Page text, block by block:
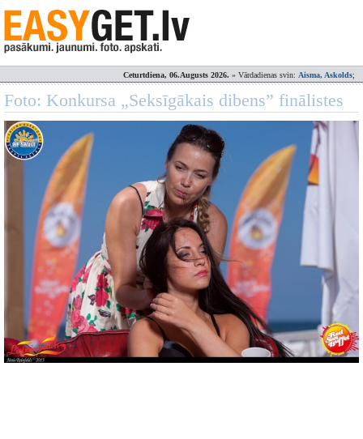
Ceturtdiena, 06.Augusts 2026. » Vārdadienas svin: Aisma, Askolds;
Foto: Konkursa „Seksīgākais dibens” finālistes